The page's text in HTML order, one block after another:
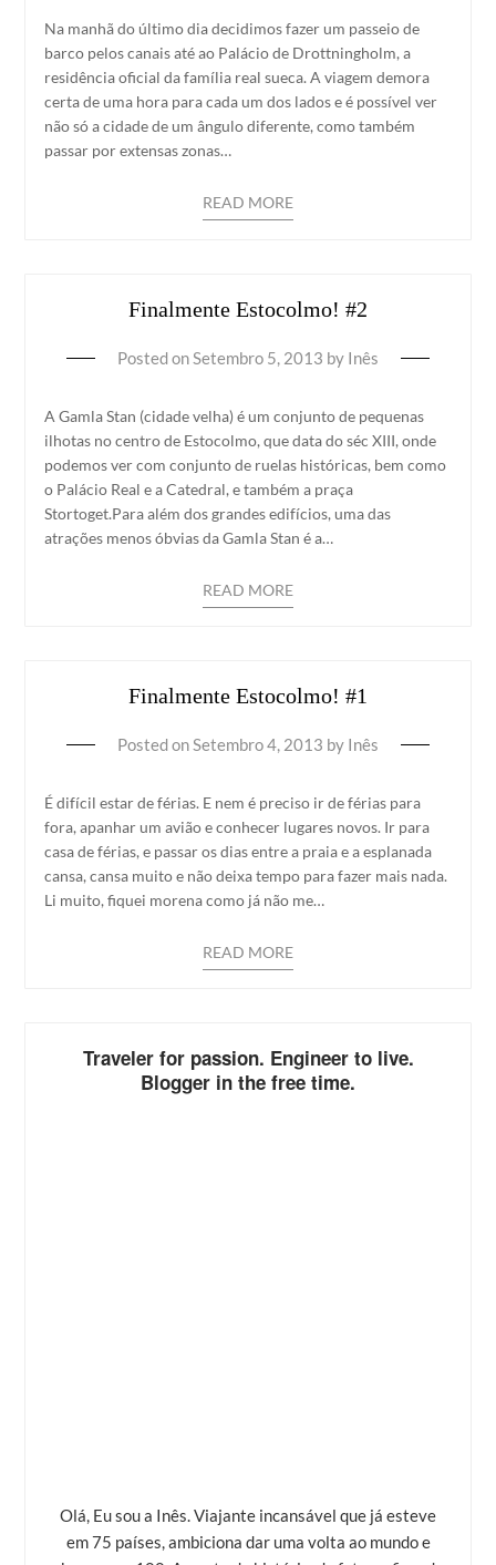
Na manhã do último dia decidimos fazer um passeio de
barco pelos canais até ao Palácio de Drottningholm, a
residência oficial da família real sueca. A viagem demora
certa de uma hora para cada um dos lados e é possível ver
não só a cidade de um ângulo diferente, como também
passar por extensas zonas…
READ MORE
Finalmente Estocolmo! #2
Posted onSetembro 5, 2013 by Inês
A Gamla Stan (cidade velha) é um conjunto de pequenas
ilhotas no centro de Estocolmo, que data do séc XIII, onde
podemos ver com conjunto de ruelas históricas, bem como
o Palácio Real e a Catedral, e também a praça
Stortoget.Para além dos grandes edifícios, uma das
atrações menos óbvias da Gamla Stan é a…
READ MORE
Finalmente Estocolmo! #1
Posted onSetembro 4, 2013 by Inês
É difícil estar de férias. E nem é preciso ir de férias para
fora, apanhar um avião e conhecer lugares novos. Ir para
casa de férias, e passar os dias entre a praia e a esplanada
cansa, cansa muito e não deixa tempo para fazer mais nada.
Li muito, fiquei morena como já não me…
READ MORE
Traveler for passion. Engineer to live.
Blogger in the free time.
Olá, Eu sou a Inês. Viajante incansável que já esteve
em 75 países, ambiciona dar uma volta ao mundo e